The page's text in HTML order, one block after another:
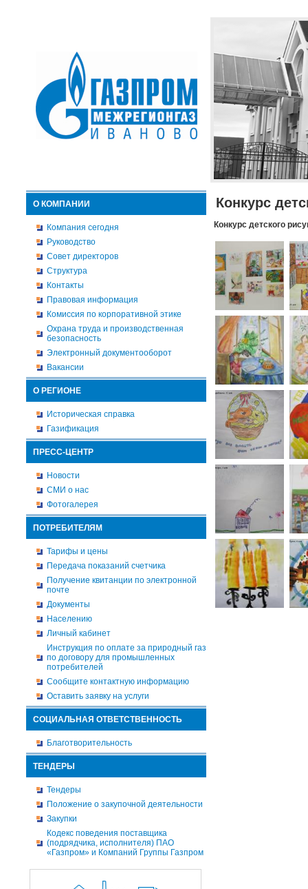
О КОМПАНИИ
Компания сегодня
Руководство
Совет директоров
Структура
Контакты
Правовая информация
Комиссия по корпоративной этике
Охрана труда и производственная
безопасность
Электронный документооборот
Вакансии
О РЕГИОНЕ
Историческая справка
Газификация
ПРЕСС-ЦЕНТР
Новости
СМИ о нас
Фотогалерея
ПОТРЕБИТЕЛЯМ
Тарифы и цены
Передача показаний счетчика
Получение квитанции по электронной
почте
Документы
Населению
Личный кабинет
Инструкция по оплате за природный газ
по договору для промышленных
потребителей
Сообщите контактную информацию
Оставить заявку на услуги
СОЦИАЛЬНАЯ ОТВЕТСТВЕННОСТЬ
Благотворительность
ТЕНДЕРЫ
Тендеры
Положение о закупочной деятельности
Закупки
Кодекс поведения поставщика
(подрядчика, исполнителя) ПАО
«Газпром» и Компаний Группы Газпром
Конкурс
Конкурс детского